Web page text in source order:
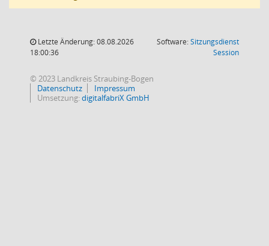
Letzte Änderung: 08.08.2026
18:00:36
Software:Sitzungsdienst
Session(Wird in
© 2023 Landkreis Straubing-Bogen
Datenschutz
Impressum
Umsetzung:digitalfabriX GmbH